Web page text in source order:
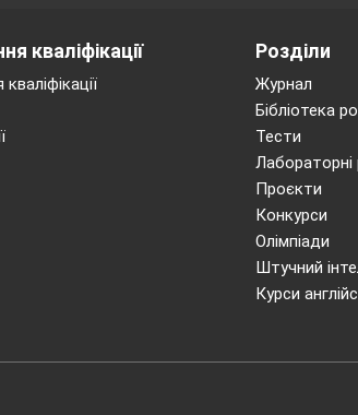
кваліфікації Розділи
Журнал
Бібліотека
Тести
Проєкти
Конкурси
Олімпіади
Штучний
Курси